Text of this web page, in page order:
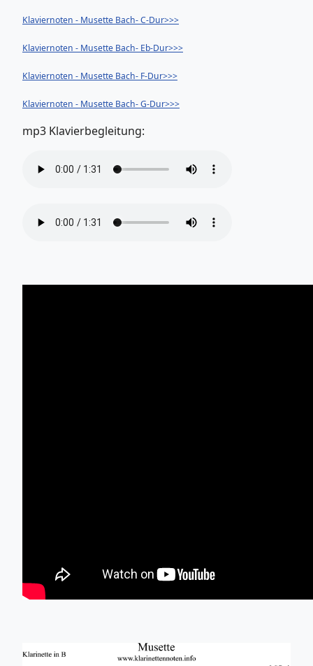
Klaviernoten - Musette Bach- C-Dur>>>
Klaviernoten - Musette Bach- Eb-Dur>>>
Klaviernoten - Musette Bach- F-Dur>>>
Klaviernoten - Musette Bach- G-Dur>>>
mp3 Klavierbegleitung: